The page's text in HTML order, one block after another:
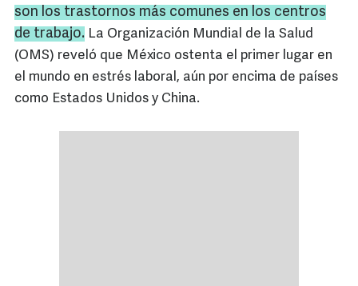
son los trastornos más comunes en los centros
de trabajo. La Organización Mundial de la Salud
(OMS) reveló que México ostenta el primer lugar en
el mundo en estrés laboral, aún por encima de países
como Estados Unidos y China.